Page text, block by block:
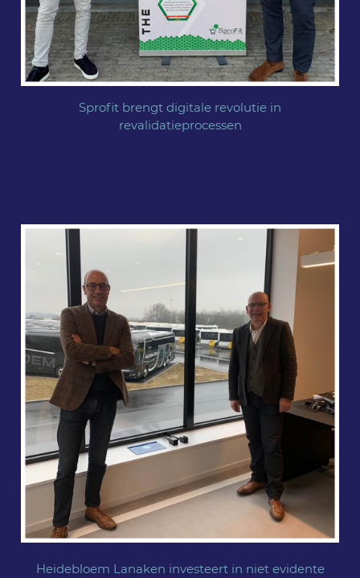
Sprofit brengt digitale revolutie in
revalidatieprocessen
Heidebloem Lanaken investeert in niet evidente